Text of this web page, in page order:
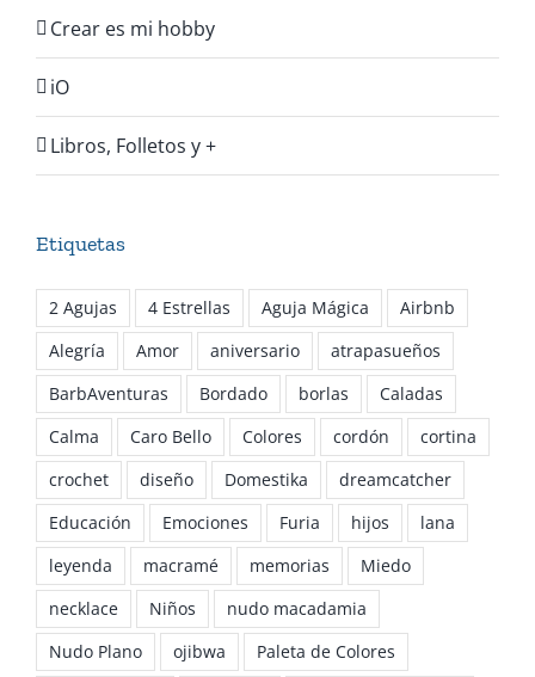
Crear es mi hobby
iO
Libros, Folletos y +
Etiquetas
2 Agujas 4 Estrellas Aguja Mágica
Airbnb
Alegría
Amor aniversario
atrapasueños
BarbAventuras
Bordado borlas
Caladas
Calma
Caro Bello Colores cordón
cortina
crochet
diseño Domestika
dreamcatcher
Educación
Emociones Furia hijos
lana
leyenda
macramé memorias
Miedo
necklace
Niños
nudo macadamia
Nudo Plano
ojibwa
Paleta de Colores